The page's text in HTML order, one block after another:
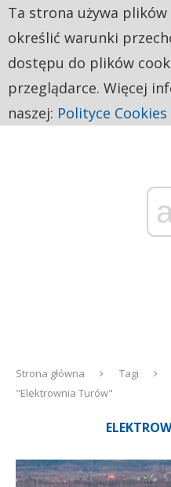
Strona główna Tagi
"Elektrownia Turów"
Ta strona używa plików
określić warunki
dostępu do plików
przeglądarce. Więcej
naszej: Polityce Cookies